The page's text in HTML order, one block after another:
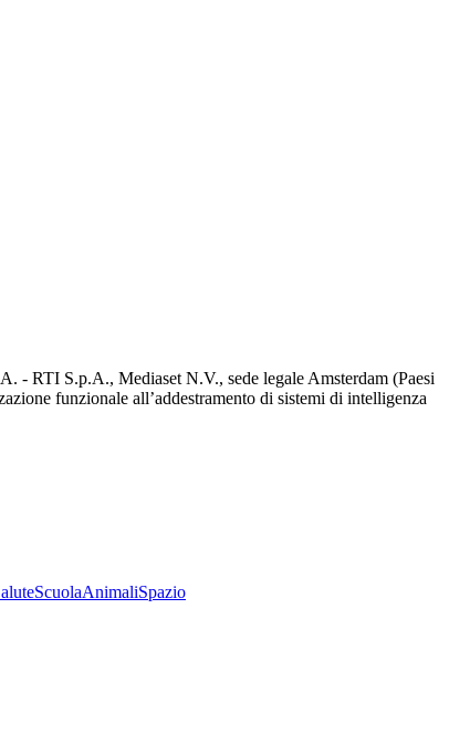
- RTI S.p.A., Mediaset N.V., sede legale Amsterdam (Paesi
funzionale all’addestramento di sistemi di intelligenza
ScuolaAnimaliSpazio